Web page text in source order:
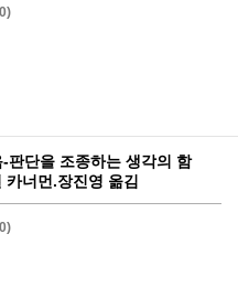
판단을 조종하는 생각의 함
카너먼.장진영 옮김